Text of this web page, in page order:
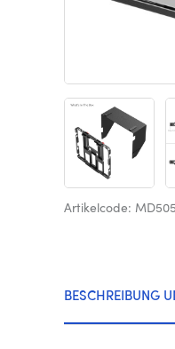
Artikelcode:
BESCHREIBUNG